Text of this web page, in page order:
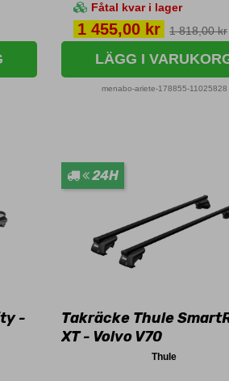
Fåtal kvar i lager
Pris
1 455,00 kr 1 818,00 kr
LÄGG I
menabo-ariete-178855-11025828
-
Takräcke Thule
XT - Volvo V70
Thule
24H